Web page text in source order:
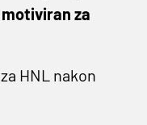
za
HNL nakon